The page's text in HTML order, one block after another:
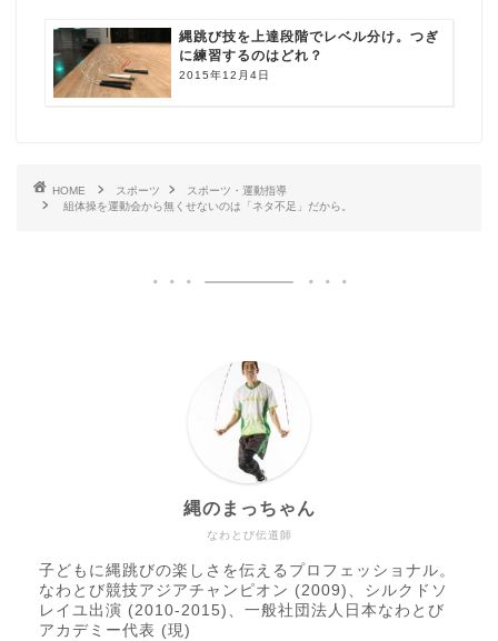
縄跳び技を上達段階でレベル分け。つぎ
に練習するのはどれ？
2015年12月4日
HOME スポーツ
スポーツ・運動指導
組体操を運動会から無くせないのは「ネタ不足」だから。
なわとび伝道師
縄のまっちゃん
子どもに縄跳びの楽しさを伝えるプロフェッショナル。
なわとび競技アジアチャンピオン (2009)、シルクドソ
レイユ出演 (2010-2015)、一般社団法人日本なわとび
アカデミー代表 (現)